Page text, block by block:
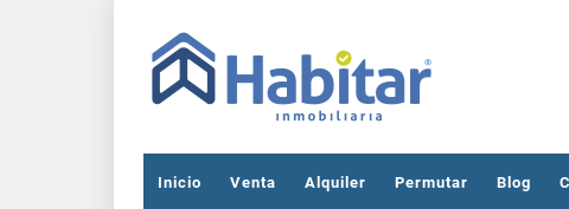
Inicio Venta Alquiler Permutar Blog